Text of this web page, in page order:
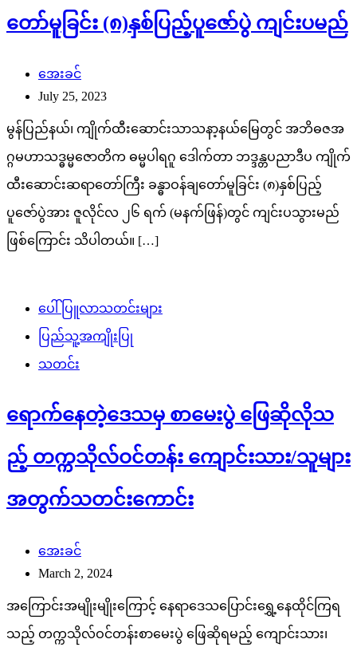
တော်မူခြင်း (၈)နှစ်ပြည့်ပူဇော်ပွဲ ကျင်းပမည်
အေးခင်
July 25, 2023
မွန်ပြည်နယ်၊ ကျိုက်ထီးဆောင်းသာသနာ့နယ်မြေတွင် အဘိဓဇအ
ဂ္ဂမဟာသဒ္ဓမ္မဇောတိက ဓမ္မပါရဂူ ဒေါက်တာ ဘဒ္ဒန္တပညာဒီပ ကျိုက်
ထီးဆောင်းဆရာတော်ကြီး ခန္ဓာဝန်ချတော်မူခြင်း (၈)နှစ်ပြည့်
ပူဇော်ပွဲအား ဇူလိုင်လ ၂၆ ရက် (မနက်ဖြန်)တွင် ကျင်းပသွားမည်
ဖြစ်ကြောင်း သိပါတယ်။ […]
ပေါ်ပြူလာသတင်းများ
ပြည်သူ့အကျိုးပြု
သတင်း
ရောက်နေတဲ့ဒေသမှ စာမေးပွဲ ဖြေဆိုလိုသ
ည့် တက္ကသိုလ်ဝင်တန်း ကျောင်းသား/သူများ
အတွက်သတင်းကောင်း
အေးခင်
March 2, 2024
အကြောင်းအမျိုးမျိုးကြောင့် နေရာဒေသပြောင်းရွှေ့နေထိုင်ကြရ
သည့် တက္ကသိုလ်ဝင်တန်းစာမေးပွဲ ဖြေဆိုရမည့် ကျောင်းသား၊